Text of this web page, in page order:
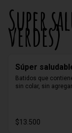
Super
verdes)
Súper
Batidos que
sin colar, sin
$13.500